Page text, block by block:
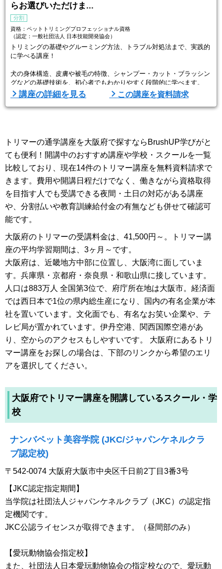
らお選びいただけま...
分割
資格：ペットトリミングプロフェッショナル資格
（認定：一般社団法人 日本技能開発協会）
トリミングの基礎やグルーミング方法、トラブル対処法まで、実践的
に学べる講座！
犬の身体構造、皮膚や被毛の特徴、シャンプー・カット・ブラッシン
グなどの基礎技術を、初心者でもわかりやすく段階的に学べます。
道具の選び方や安全な扱い方も丁寧に解説しているため、トリミング
が初めての方でも安心です。
修了後は、愛犬のホームケアをレベルアップさせることはもちろん、
＜テキストと添削課題で着実にスキルを習得＞
トリミングの基本 ...
講座の詳細を見る この講座を資料請求
トリマーの通学講座を大阪府で探すならBrushUP学びがと
ても便利！開講中のおすすめ講座や学校・スクールを一覧
比較しており、現在14件のトリマー講座を無料資料請求で
きます。費用や開講日程だけでなく、働きながら資格取得
を目指す人でも受講できる夜間・土日の対応がある講座
や、分割払いや教育訓練給付金の有無なども併せて確認可
能です。
大阪府のトリマーの受講料金は、41,500円～。トリマー講
座の平均学習期間は、3ヶ月～です。
大阪府は、近畿地方中部に位置し、大阪湾に面していま
す。兵庫県・京都府・奈良県・和歌山県に接しています。
人口は883万人 全国第3位で、府庁所在地は大阪市。経済面
では西日本で1位の県内総生産になり、国内の有名企業が本
社を置いています。文化面でも、有名なお笑い企業や、テ
レビ局が置かれています。伊丹空港、関西国際空港があ
り、空からのアクセスもしやすいです。 大阪府にあるトリ
マー講座をお探しの場合は、下部のリンクから希望のエリ
アを選択してください。
大阪府でトリマー講座を開講しているスクール・学
校
ナンバペット美容学院 (JKC/ジャパンケネルクラ
ブ認定校)
〒542-0074 大阪府大阪市中央区千日前2丁目3番3号
【JKC認定指定期間】
当学院は社団法人ジャパンケネルクラブ（JKC）の認定指
定機関です。
JKC公認ライセンスが取得できます。（昼間部のみ）
【愛玩動物協会指定校】
また、社団法人日本愛玩動物協会の指定校なので、愛玩動